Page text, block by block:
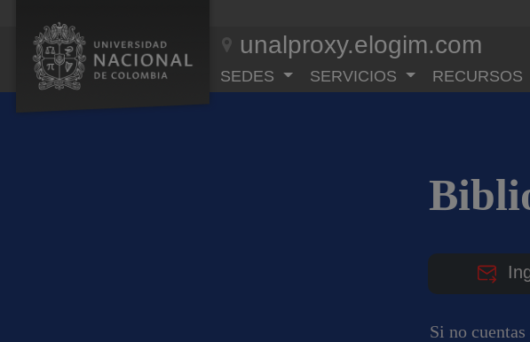
unalproxy.elogim.com
SEDES SERVICIOS RECURSOS
Si no